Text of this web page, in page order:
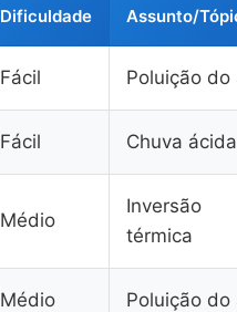
Dificuldade Assunto/
Fácil Poluição do
Fácil Chuva ácida
Médio
Inversão
térmica
Médio Poluição do